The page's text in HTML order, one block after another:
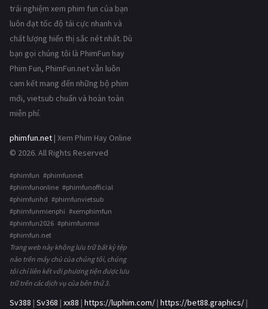
trải nghiệm xem phim fun của bạn
luôn đạt tốc độ tải cực nhanh và
chất lượng hiển thị sắc nét nhất. Dù
bạn gọi chúng tôi là PhimFun hay
Phim Fun, PhimFun.net vẫn luôn
cam kết mang đến những bộ phim
mới, vietsub chuẩn và hoàn toàn
miễn phí.
phimfun.net | Xem Phim Hay Online
© 2026. All Rights Reserved
#phimfun #phimfunnet
#phimfunonline #phimfunofficial
#phimfunhd #phimfunvietsub
#phimfunmienphi #xemphimfun
#phimfun2026 #phimfunmoi
#phimfun.net
Trang web này không lưu trữ bất kỳ tệp
nào trên máy chủ của chúng tôi, chúng
tôi chỉ liên kết với phương tiện được lưu
trữ trên các dịch vụ của bên thứ 3.
Sv388 | Sv368 | xx88 | https://luphim.com/ | https://bet88.graphics/ |